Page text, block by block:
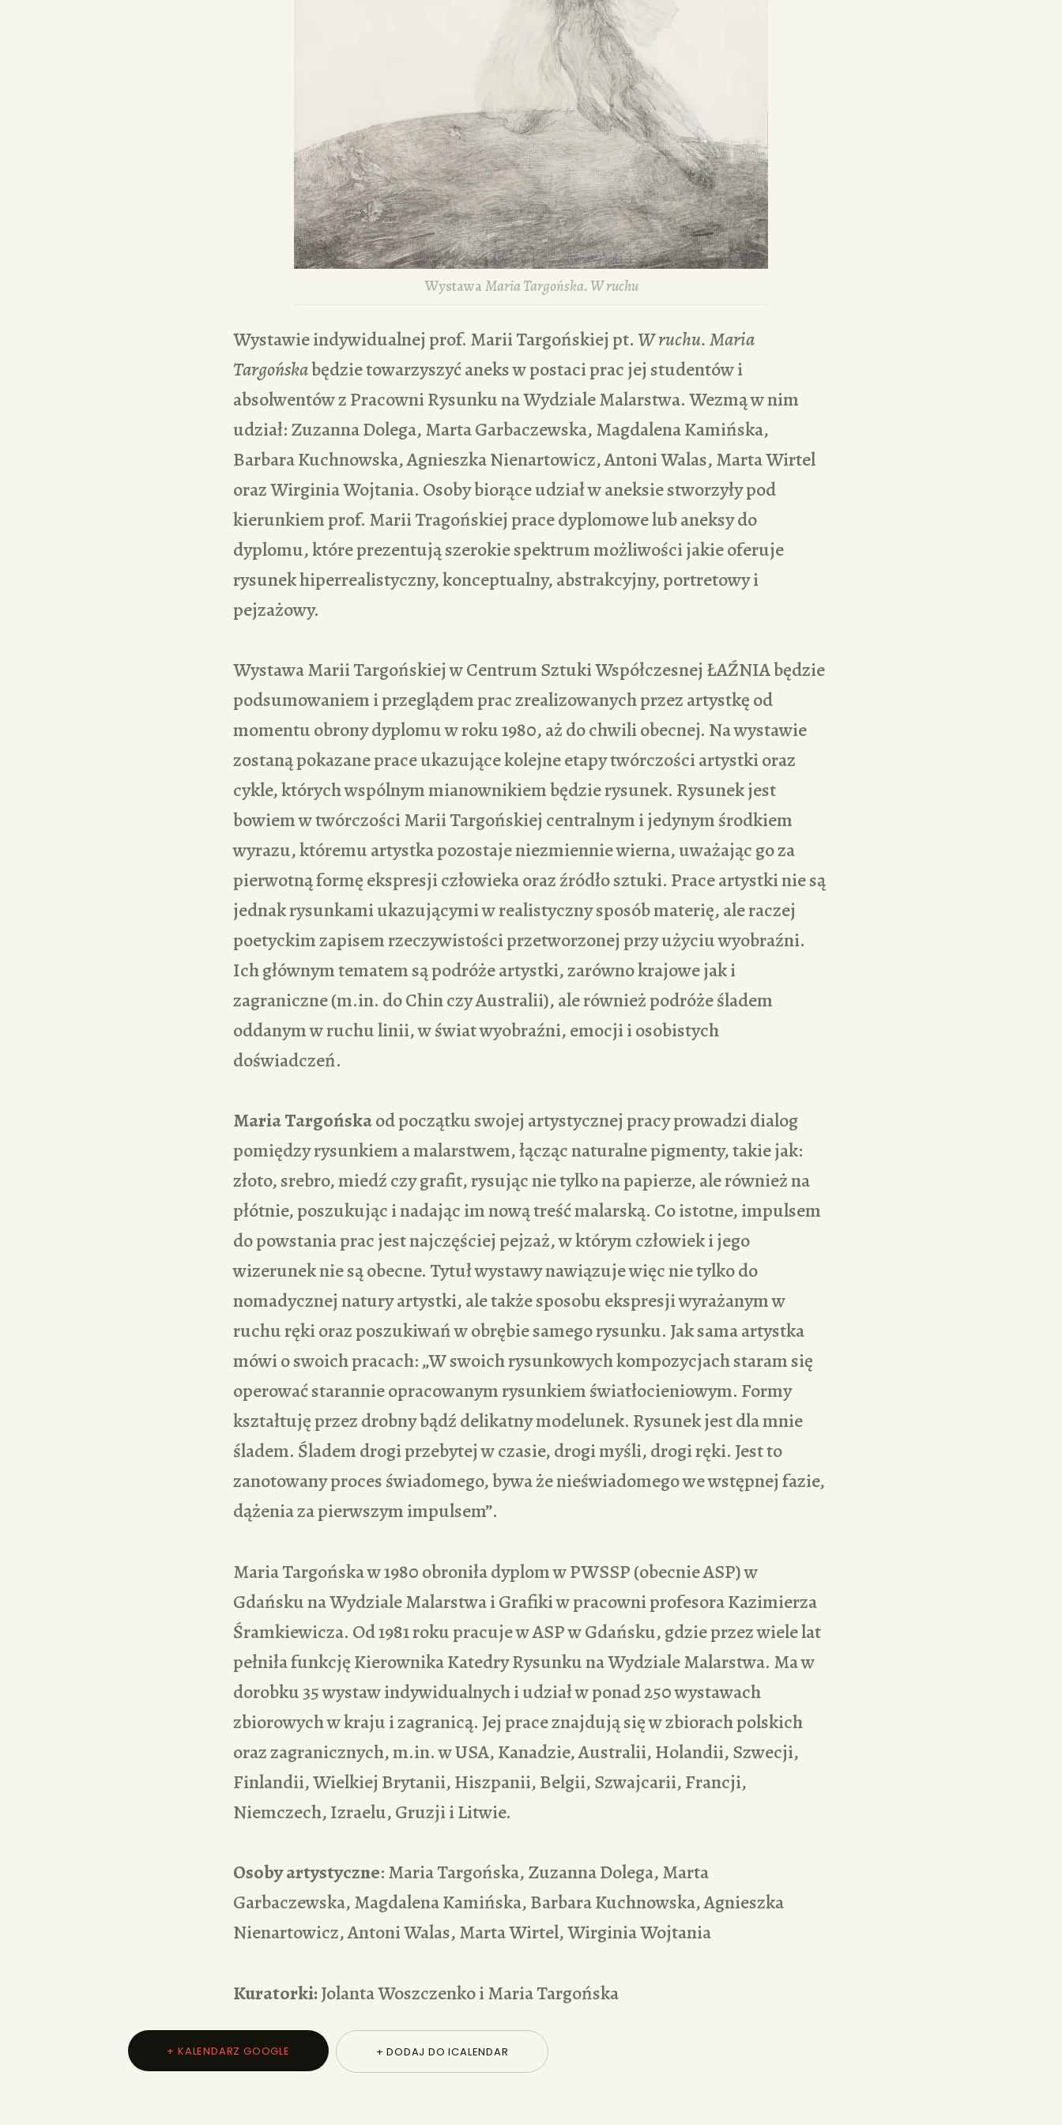
WystawaMaria Targońska. W ruchu
Wystawie indywidualnej prof. Marii Targońskiej pt. W ruchu. Maria
Targońskabędzie towarzyszyć aneks w postaci prac jej studentów i
absolwentów z Pracowni Rysunku na Wydziale Malarstwa. Wezmą w nim
udział: Zuzanna Dolega, Marta Garbaczewska, Magdalena Kamińska,
Barbara Kuchnowska, Agnieszka Nienartowicz, Antoni Walas, Marta Wirtel
oraz Wirginia Wojtania. Osoby biorące udział w aneksie stworzyły pod
kierunkiem prof. Marii Tragońskiej prace dyplomowe lub aneksy do
dyplomu, które prezentują szerokie spektrum możliwości jakie oferuje
rysunek hiperrealistyczny, konceptualny, abstrakcyjny, portretowy i
pejzażowy.
Wystawa Marii Targońskiej w Centrum Sztuki Współczesnej ŁAŹNIA będzie
podsumowaniem i przeglądem prac zrealizowanych przez artystkę od
momentu obrony dyplomu w roku 1980, aż do chwili obecnej. Na wystawie
zostaną pokazane prace ukazujące kolejne etapy twórczości artystki oraz
cykle, których wspólnym mianownikiem będzie rysunek. Rysunek jest
bowiem w twórczości Marii Targońskiej centralnym i jedynym środkiem
wyrazu, któremu artystka pozostaje niezmiennie wierna, uważając go za
pierwotną formę ekspresji człowieka oraz źródło sztuki. Prace artystki nie są
jednak rysunkami ukazującymi w realistyczny sposób materię, ale raczej
poetyckim zapisem rzeczywistości przetworzonej przy użyciu wyobraźni.
Ich głównym tematem są podróże artystki, zarówno krajowe jak i
zagraniczne (m.in. do Chin czy Australii), ale również podróże śladem
oddanym w ruchu linii, w świat wyobraźni, emocji i osobistych
doświadczeń.
Maria Targońskaod początku swojej artystycznej pracy prowadzi dialog
pomiędzy rysunkiem a malarstwem, łącząc naturalne pigmenty, takie jak:
złoto, srebro, miedź czy grafit, rysując nie tylko na papierze, ale również na
płótnie, poszukując i nadając im nową treść malarską. Co istotne, impulsem
do powstania prac jest najczęściej pejzaż, w którym człowiek i jego
wizerunek nie są obecne. Tytuł wystawy nawiązuje więc nie tylko do
nomadycznej natury artystki, ale także sposobu ekspresji wyrażanym w
ruchu ręki oraz poszukiwań w obrębie samego rysunku. Jak sama artystka
mówi o swoich pracach: „W swoich rysunkowych kompozycjach staram się
operować starannie opracowanym rysunkiem światłocieniowym. Formy
kształtuję przez drobny bądź delikatny modelunek. Rysunek jest dla mnie
śladem. Śladem drogi przebytej w czasie, drogi myśli, drogi ręki. Jest to
zanotowany proces świadomego, bywa że nieświadomego we wstępnej fazie,
dążenia za pierwszym impulsem”.
Maria Targońska w 1980 obroniła dyplom w PWSSP (obecnie ASP) w
Gdańsku na Wydziale Malarstwa i Grafiki w pracowni profesora Kazimierza
Śramkiewicza. Od 1981 roku pracuje w ASP w Gdańsku, gdzie przez wiele lat
pełniła funkcję Kierownika Katedry Rysunku na Wydziale Malarstwa. Ma w
dorobku 35 wystaw indywidualnych i udział w ponad 250 wystawach
zbiorowych w kraju i zagranicą. Jej prace znajdują się w zbiorach polskich
oraz zagranicznych, m.in. w USA, Kanadzie, Australii, Holandii, Szwecji,
Finlandii, Wielkiej Brytanii, Hiszpanii, Belgii, Szwajcarii, Francji,
Niemczech, Izraelu, Gruzji i Litwie.
Osoby artystyczne: Maria Targońska, Zuzanna Dolega, Marta
Garbaczewska, Magdalena Kamińska, Barbara Kuchnowska, Agnieszka
Nienartowicz, Antoni Walas, Marta Wirtel, Wirginia Wojtania
Kuratorki:Jolanta Woszczenko i Maria Targońska
+ KALENDARZ GOOGLE + DODAJ DO ICALENDAR